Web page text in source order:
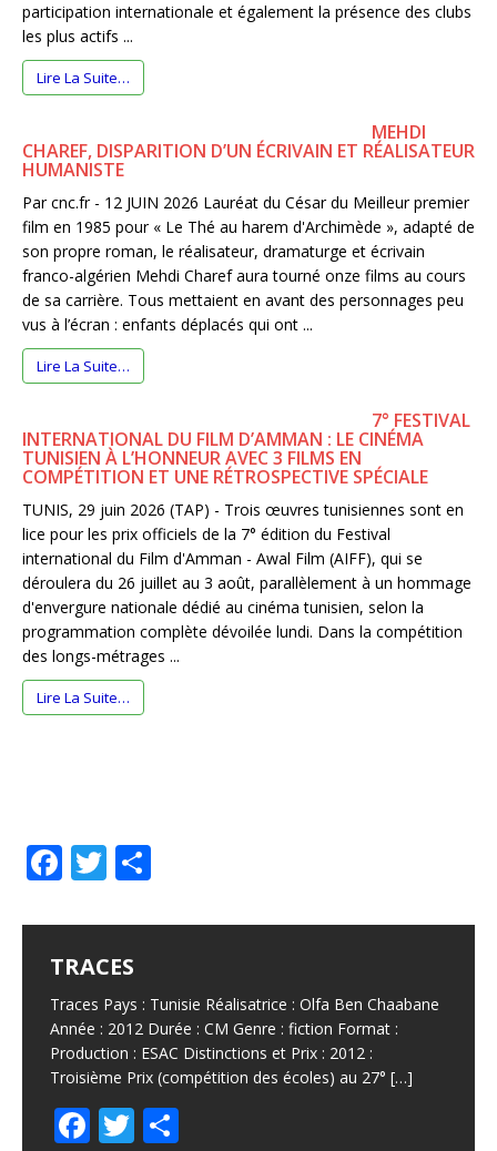
participation internationale et également la présence des clubs
les plus actifs ...
Lire La Suite…
MEHDI
CHAREF, DISPARITION D’UN ÉCRIVAIN ET RÉALISATEUR
HUMANISTE
Par cnc.fr - 12 JUIN 2026 Lauréat du César du Meilleur premier
film en 1985 pour « Le Thé au harem d'Archimède », adapté de
son propre roman, le réalisateur, dramaturge et écrivain
franco-algérien Mehdi Charef aura tourné onze films au cours
de sa carrière. Tous mettaient en avant des personnages peu
vus à l’écran : enfants déplacés qui ont ...
Lire La Suite…
7° FESTIVAL
INTERNATIONAL DU FILM D’AMMAN : LE CINÉMA
TUNISIEN À L’HONNEUR AVEC 3 FILMS EN
COMPÉTITION ET UNE RÉTROSPECTIVE SPÉCIALE
TUNIS, 29 juin 2026 (TAP) - Trois œuvres tunisiennes sont en
lice pour les prix officiels de la 7° édition du Festival
international du Film d'Amman - Awal Film (AIFF), qui se
déroulera du 26 juillet au 3 août, parallèlement à un hommage
d'envergure nationale dédié au cinéma tunisien, selon la
programmation complète dévoilée lundi. Dans la compétition
des longs-métrages ...
Lire La Suite…
F
c
e
b
o
o
k
T
it
te
r
ta
e
r
TRACES
Traces Pays : Tunisie Réalisatrice : Olfa Ben Chaabane
Année : 2012 Durée : CM Genre : fiction Format :
Production : ESAC Distinctions et Prix : 2012 :
Troisième Prix (compétition des écoles) au 27° […]
F T